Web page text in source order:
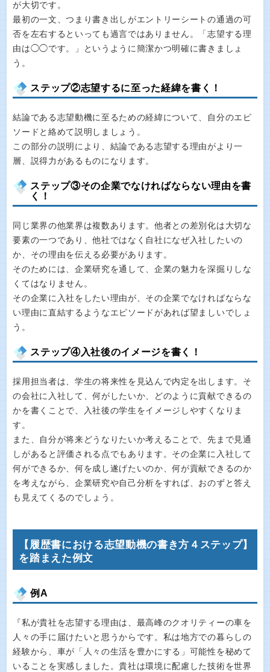
が大切です。
最初の一文、つまり書き出しがエントリーシートの通過の可
否を左右するといっても過言ではありません。「志望する理
由は◯◯です。」というように簡潔かつ明確に書きましょ
う。
ステップ②志望するに至った経緯を書く！
結論である志望動機に至るための経緯について、自分のエピ
ソードと絡めて説明しましょう。
この部分の説明により、結論である志望する理由がより一
層、説得力があるものになります。
ステップ③その企業でなければならない理由を書
く！
同じ業界の他業界は複数あります。他者との差別化は大切な
要素の一つであり、他社ではなく自社になぜ入社したいの
か、その理由を伝える必要があります。
そのためには、企業研究を通して、企業の魅力を深掘りしな
くてはなりません。
その企業に入社をしたい理由が、その企業でなければならな
い理由に直結するようなエピソードがあれば望ましいでしょ
う。
ステップ④入社後のイメージを書く！
採用担当者は、学生の将来性を見込んで内定を出します。そ
の会社に入社して、何がしたいか、どのように貢献できるの
かを書くことで、入社後の学生をイメージしやすくなりま
す。
また、自分が将来どうなりたいか考えることで、先まで見通
しがあると評価される点でもあります。その企業に入社して
何ができるか、何を成し遂げたいのか、何が貢献できるのか
を考えながら、企業研究や自己分析をすれば、おのずと答え
も見えてくるのでしょう。
【履歴書における志望動機の書き方４ステップ】
を踏まえた例文
例A
『私が貴社を志望する理由は、最高峰のクオリティーの車を
人々の手に届けたいと思うからです。私は地方での暮らしの
経験から、車が「人々の生活を豊かにする」可能性を秘めて
いることを実感しました。貴社は環境に配慮した技術を世界